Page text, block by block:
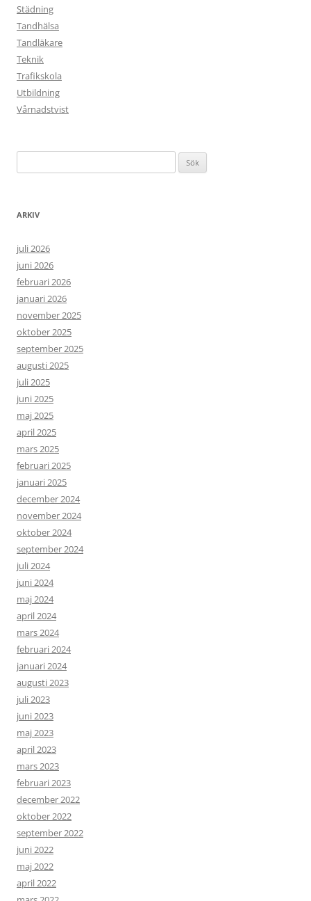
Städning
Tandhälsa
Tandläkare
Teknik
Trafikskola
Utbildning
Vårnadstvist
efter:
ARKIV
juli 2026
juni 2026
februari 2026
januari 2026
november 2025
oktober 2025
september 2025
augusti 2025
juli 2025
juni 2025
maj 2025
april 2025
mars 2025
februari 2025
januari 2025
december 2024
november 2024
oktober 2024
september 2024
juli 2024
juni 2024
maj 2024
april 2024
mars 2024
februari 2024
januari 2024
augusti 2023
juli 2023
juni 2023
maj 2023
april 2023
mars 2023
februari 2023
december 2022
oktober 2022
september 2022
juni 2022
maj 2022
april 2022